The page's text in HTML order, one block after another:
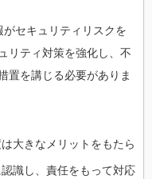
がセキュリティリスクを
リティ対策を強化し、不
置を講じる必要がありま
大きなメリットをもたら
識し、責任をもって対応